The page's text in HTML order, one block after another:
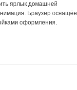
ярлык домашней
Браузер оснащён
оформления.